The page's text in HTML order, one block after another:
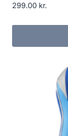
299.00 kr.